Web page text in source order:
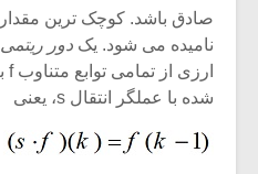
نامیده می شود. یک دور ریتمی
شده با عملگر انتقال s، یعنی